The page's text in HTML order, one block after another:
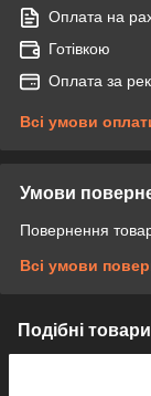
Оплата на
Готівкою
Оплата за
Всі умови
Умови
Повернення
Всі умови
Подібні